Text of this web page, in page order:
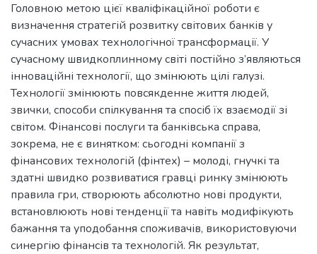
Головною метою цієї кваліфікаційної роботи є
визначення стратегій розвитку світових банків у
сучасних умовах технологічної трансформації. У
сучасному швидкоплинному світі постійно з’являються
інноваційні технології, що змінюють цілі галузі.
Технології змінюють повсякденне життя людей,
звички, способи спілкування та спосіб їх взаємодії зі
світом. Фінансові послуги та банківська справа,
зокрема, не є винятком: сьогодні компанії з
фінансових технологій (фінтех) – молоді, гнучкі та
здатні швидко розвиватися гравці ринку змінюють
правила гри, створюють абсолютно нові продукти,
встановлюють нові тенденції та навіть модифікують
бажання та уподобання споживачів, використовуючи
синергію фінансів та технологій. Як результат,